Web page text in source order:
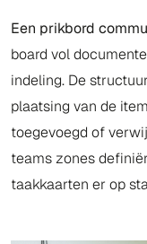
Een prikbord
board vol
indeling. De
plaatsing van de
toegevoegd of
teams zones
taakkaarten er op